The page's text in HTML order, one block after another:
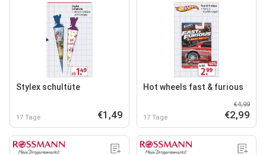
Stylex schultüte
17 Tage €1,49
Hot wheels fast & furious
17 Tage
€4,99
€2,99